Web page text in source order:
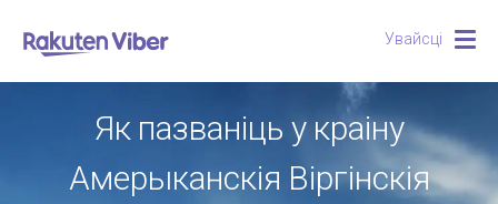
Увайсці
Як пазваніць у краіну
Амерыканскія Віргінскія